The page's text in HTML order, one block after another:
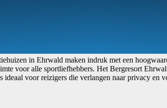
in Ehrwald maken indruk met een
voor alle sportliefhebbers. Het Bergresort
ideaal voor reizigers die verlangen naar privacy